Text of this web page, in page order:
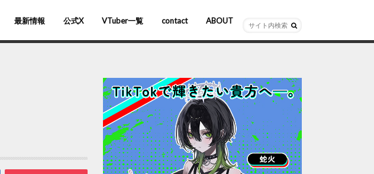
最新情報 公式X VTuber一覧
バーチャルYouTuber
VR/AR
ホロライブ
にじさんじ
ななしいんく
ぶいすぽっ！
contact ABOUT